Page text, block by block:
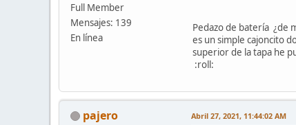
Full Member
Mensajes: 139
En línea
Pedazo de batería ¿de
es un simple cajoncito
superior de la tapa he
:roll:
pajero Abril 27, 2021, 11:44:02 AM